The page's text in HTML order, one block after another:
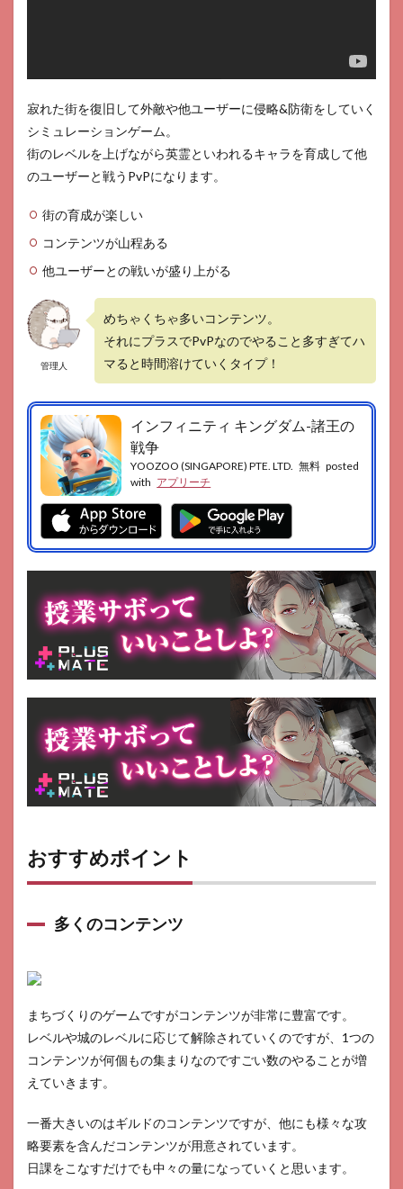
ンツ
2.2
街の
キャ
育成
しい
2.3
ーザ
ーと
の激
バト
3
まと
め
3.1
GOOD
ポイン
ト
ポイ
ント
寂れた街を復旧して外敵や他ユーザーに侵略&防衛をしていく
シミュレーションゲーム。
街のレベルを上げながら英霊といわれるキャラを育成して他
のユーザーと戦うPvPになります。
街の育成が楽しい
コンテンツが山程ある
他ユーザーとの戦いが盛り上がる
管理人
めちゃくちゃ多いコンテンツ。
それにプラスでPvPなのでやること多すぎてハ
マると時間溶けていくタイプ！
インフィニティ キングダム-諸王の
戦争
YOOZOO (SINGAPORE) PTE. LTD. 無料 posted
with アプリーチ
おすすめポイント
多くのコンテンツ
まちづくりのゲームですがコンテンツが非常に豊富です。
レベルや城のレベルに応じて解除されていくのですが、1つの
コンテンツが何個もの集まりなのですごい数のやることが増
えていきます。
一番大きいのはギルドのコンテンツですが、他にも様々な攻
略要素を含んだコンテンツが用意されています。
日課をこなすだけでも中々の量になっていくと思います。